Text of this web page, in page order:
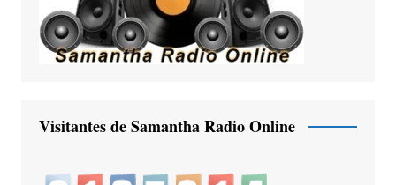
Visitantes de Samantha Radio Online